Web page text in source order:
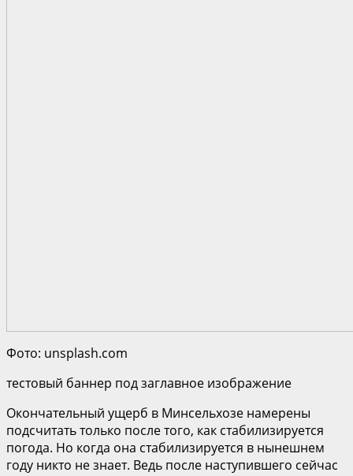
Фото: unsplash.com
тестовый баннер под заглавное изображение
Окончательный ущерб в Минсельхозе намерены
подсчитать только после того, как стабилизируется
погода. Но когда она стабилизируется в нынешнем
году никто не знает. Ведь после наступившего сейчас